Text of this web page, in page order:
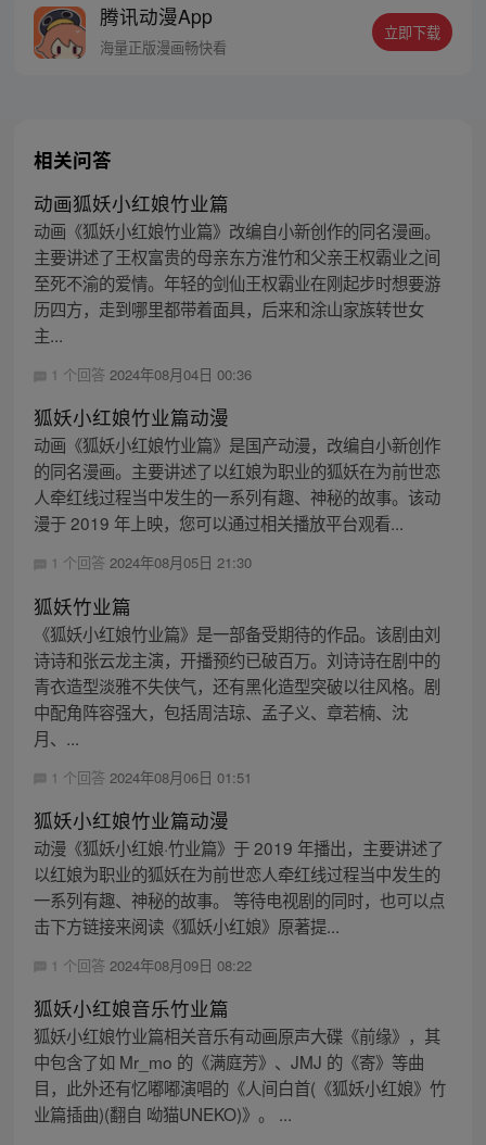
腾讯动漫App
海量正版漫画畅快看
立即下载
相关问答
动画狐妖小红娘竹业篇
动画《狐妖小红娘竹业篇》改编自小新创作的同名漫画。
主要讲述了王权富贵的母亲东方淮竹和父亲王权霸业之间
至死不渝的爱情。年轻的剑仙王权霸业在刚起步时想要游
历四方，走到哪里都带着面具，后来和涂山家族转世女
主...
1 个回答 2024年08月04日 00:36
狐妖小红娘竹业篇动漫
动画《狐妖小红娘竹业篇》是国产动漫，改编自小新创作
的同名漫画。主要讲述了以红娘为职业的狐妖在为前世恋
人牵红线过程当中发生的一系列有趣、神秘的故事。该动
漫于 2019 年上映，您可以通过相关播放平台观看...
1 个回答 2024年08月05日 21:30
狐妖竹业篇
《狐妖小红娘竹业篇》是一部备受期待的作品。该剧由刘
诗诗和张云龙主演，开播预约已破百万。刘诗诗在剧中的
青衣造型淡雅不失侠气，还有黑化造型突破以往风格。剧
中配角阵容强大，包括周洁琼、孟子义、章若楠、沈
月、...
1 个回答 2024年08月06日 01:51
狐妖小红娘竹业篇动漫
动漫《狐妖小红娘·竹业篇》于 2019 年播出，主要讲述了
以红娘为职业的狐妖在为前世恋人牵红线过程当中发生的
一系列有趣、神秘的故事。 等待电视剧的同时，也可以点
击下方链接来阅读《狐妖小红娘》原著提...
1 个回答 2024年08月09日 08:22
狐妖小红娘音乐竹业篇
狐妖小红娘竹业篇相关音乐有动画原声大碟《前缘》，其
中包含了如 Mr_mo 的《满庭芳》、JMJ 的《寄》等曲
目，此外还有忆嘟嘟演唱的《人间白首(《狐妖小红娘》竹
业篇插曲)(翻自 呦猫UNEKO)》。 ...